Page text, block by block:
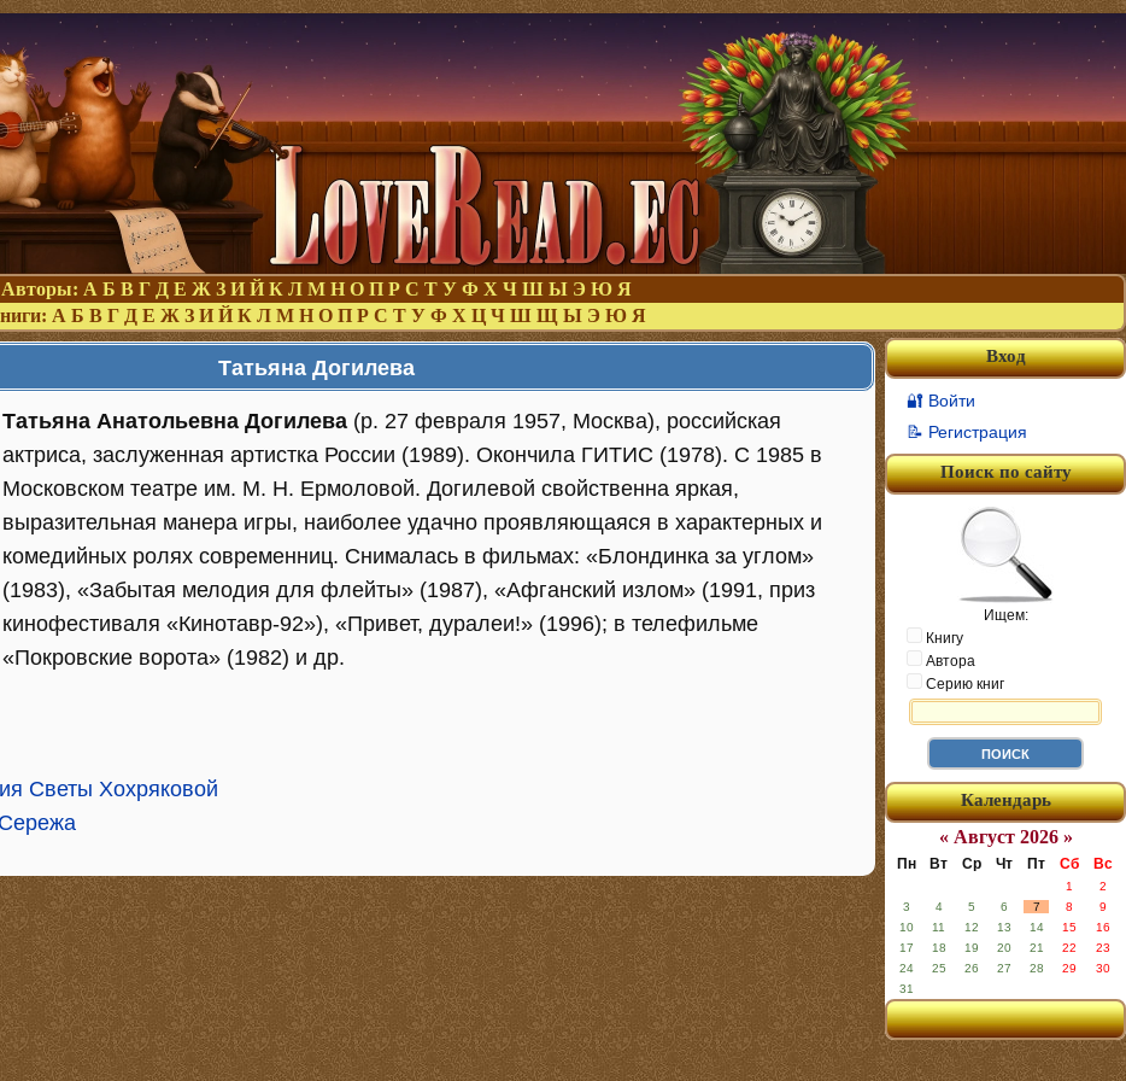
Авторы: А Б В Г Д Е Ж З И Й К Л М Н О П Р С Т У Ф Х Ч Ш Ы Э Ю Я
А Б В Г Д Е Ж З И Й К Л М Н О П Р С Т У Ф Х Ц Ч Ш Щ Ы Э Ю Я
Татьяна Догилева
Татьяна Анатольевна Догилева (р. 27 февраля 1957, Москва), российская
актриса, заслуженная артистка России (1989). Окончила ГИТИС (1978). С 1985 в
Московском театре им. М. Н. Ермоловой. Догилевой свойственна яркая,
выразительная манера игры, наиболее удачно проявляющаяся в характерных и
комедийных ролях современниц. Снималась в фильмах: «Блондинка за углом»
(1983), «Забытая мелодия для флейты» (1987), «Афганский излом» (1991, приз
кинофестиваля «Кинотавр-92»), «Привет, дуралеи!» (1996); в телефильме
«Покровские ворота» (1982) и др.
Светы Хохряковой
Вход
🔐 Войти
📝 Регистрация
Поиск по сайту
Ищем:
Книгу
Автора
Серию книг
Календарь
« Август 2026 »
Пн Вт Ср Чт Пт Сб Вс
1
2
3
4 5 6 7 8
9
10
11 12 13 14 15
16
17
18 19 20 21 22
23
24
25 26 27 28 29
30
31